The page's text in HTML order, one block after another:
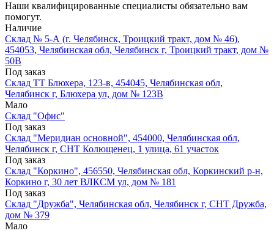
Наши квалифицированные специалисты обязательно вам
помогут.
Наличие
Склад № 5-А (г. Челябинск, Троицкий тракт, дом № 46),
454053, Челябинская обл, Челябинск г, Троицкий тракт, дом №
50В
Под заказ
Склад ТТ Блюхера, 123-в, 454045, Челябинская обл,
Челябинск г, Блюхера ул, дом № 123В
Мало
Склад "Офис"
Под заказ
Склад "Меридиан основной", 454000, Челябинская обл,
Челябинск г, СНТ Колющенец, 1 улица, 61 участок
Под заказ
Склад "Коркино", 456550, Челябинская обл, Коркинский р-н,
Коркино г, 30 лет ВЛКСМ ул, дом № 181
Под заказ
Склад "Дружба", Челябинская обл, Челябинск г, СНТ Дружба,
дом № 379
Мало